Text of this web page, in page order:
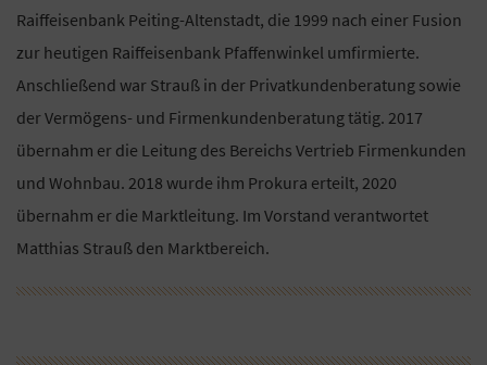
Raiffeisenbank Peiting-Altenstadt, die 1999 nach einer Fusion
zur heutigen Raiffeisenbank Pfaffenwinkel umfirmierte.
Anschließend war Strauß in der Privatkundenberatung sowie
der Vermögens- und Firmenkundenberatung tätig. 2017
übernahm er die Leitung des Bereichs Vertrieb Firmenkunden
und Wohnbau. 2018 wurde ihm Prokura erteilt, 2020
übernahm er die Marktleitung. Im Vorstand verantwortet
Matthias Strauß den Marktbereich.